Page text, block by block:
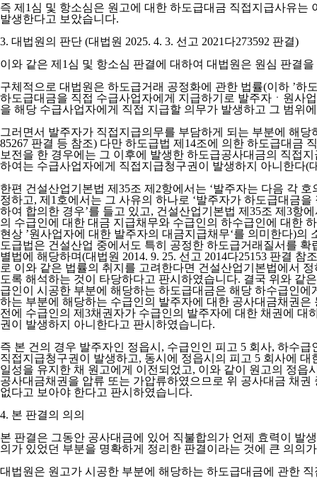
즉 제1심 및 항소심은 원고에 대한 하도급대금 직접지급사유
발생한다고 보았습니다.
3. 대법원의 판단 (대법원 2025. 4. 3. 선고 2021다273592 판결)
이와 같은 제1심 및 항소심 판결에 대하여 대법원은 원심 판결
구체적으로 대법원은 하도급거래 공정화에 관한 법률(이하 ’하
하도급대금을 직접 수급사업자에게 지급하기로 발주자ㆍ원사
을 해당 수급사업자에게 직접 지급할 의무가 발생하고 그 범위
그러면서 발주자가 직접지급의무를 부담하게 되는 부분에 해
85267 판결 등 참조) 다만 하도급법 제14조에 의한 하도급대금
보전을 한 경우에는 그 이후에 발생한 하도급공사대금의 직접
하여는 수급사업자에게 직접지급청구권이 발생하지 아니한다(
한편 건설산업기본법 제35조 제2항에서는 ‘발주자는 다음 각
정하고, 제1호에서는 그 사유의 하나로 ‘발주자가 하도급대금
하여 합의한 경우’를 들고 있고, 건설산업기본법 제35조 제3항
의 수급인에 대한 대금 지급채무와 수급인의 하수급인에 대한
현상 ’원사업자에 대한 발주자의 대금지급채무‘를 의미한다)
도급법은 건설산업 중에서도 특히 공정한 하도급거래질서를
별법에 해당하며(대법원 2014. 9. 25. 선고 2014다25153 판결
로 이와 같은 법률의 취지를 고려한다면 건설산업기본법에서
도록 해석하는 것이 타당하다고 판시하였습니다. 결국 위와 같
급인이 시공한 부분에 해당하는 하도급대금은 해당 하수급인
하는 부분에 해당하는 수급인의 발주자에 대한 공사대금채권
전에 수급인의 제3채권자가 수급인의 발주자에 대한 채권에
권이 발생하지 아니한다고 판시하였습니다.
즉 본 건의 경우 발주자인 정읍시, 수급인인 피고 5 회사, 하수
직접지급청구권이 발생하고, 동시에 정읍시의 피고 5 회사에
일성을 유지한 채 원고에게 이전되었고, 이와 같이 원고의 정읍
공사대금채권을 압류 또는 가압류하였으므로 위 공사대금 채
없다고 보아야 한다고 판시하였습니다.
4. 본 판결의 의의
본 판결은 그동안 공사대금에 있어 직불합의가 언제 효력이 발
의가 있었던 부분을 명확하게 정리한 판결이라는 것에 큰 의의
대법원은 원고가 시공한 부분에 해당하는 하도급대금에 관한